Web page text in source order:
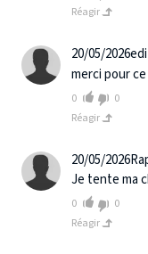
Réagir
20/05/2026
merci pour
0
0
Réagir
20/05/2026
Je tente ma
0
0
Réagir